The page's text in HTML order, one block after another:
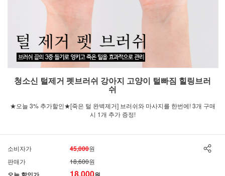
청소신 털제거 펫브러쉬 강아지 고양이 털빠짐 힐링브러
쉬
★오늘 3% 추가할인★[죽은 털 완벽제거] 브러쉬와 마사지를 한번에! 3개 구매
시 1개 추가 증정!
소비자가 45,000원
판매가
18,600원